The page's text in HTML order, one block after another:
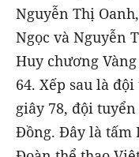
Nguyễn Thị
Ngọc và Nguyễn
Huy chương
64. Xếp sau là
giây 78, đội
Đồng. Đây là tấm